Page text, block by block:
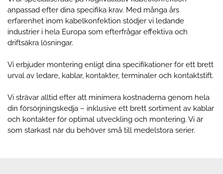
anpassad efter dina specifika krav. Med många års
erfarenhet inom kabelkonfektion stödjer vi ledande
industrier i hela Europa som efterfrågar effektiva och
driftsäkra lösningar.
Vi erbjuder montering enligt dina specifikationer för ett brett
urval av ledare, kablar, kontakter, terminaler och kontaktstift.
Vi strävar alltid efter att minimera kostnaderna genom hela
din försörjningskedja – inklusive ett brett sortiment av kablar
och kontakter för optimal utveckling och montering. Vi är
som starkast när du behöver små till medelstora serier.